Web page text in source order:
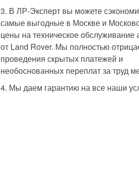
3. В ЛР-Эксперт вы можете
самые выгодные в Москве и
цены на техническое обслуживание
от Land Rover. Мы полностью
проведения скрытых платежей и
необоснованных переплат за труд
4. Мы даем гарантию на все наши